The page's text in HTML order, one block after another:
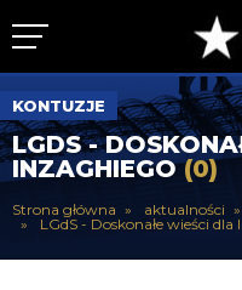
KLUB
DRUŻYNA
SERIE A
PUCHARY
KONTUZJE
LGDS -
INZAGHIEGO(0)
Strona główna aktualności
LGdS - Doskonałe wieści